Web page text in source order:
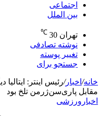
اجتماعی
بین الملل
تهران 30
℃
نوشته تصادفی
تغییر پوسته
جستجو برای
خانه/ اخبار/رئیس اینتر:
مقابل پاری‌سن‌ژرمن تلخ بود
اخبار ورزشی